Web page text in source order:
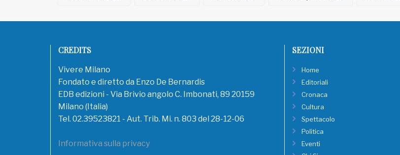
CREDITS
Vivere Milano
Fondato e diretto da Enzo De Bernardis
EDB edizioni - Via Brivio angolo C. Imbonati, 89 20159
Milano (Italia)
Tel. 02.39523821 - Aut. Trib. Mi. n. 803 del 28-12-06
Informativa sulla privacy
SEZIONI
Home
Editoriali
Cronaca
Cultura
Spettacolo
Politica
Eventi